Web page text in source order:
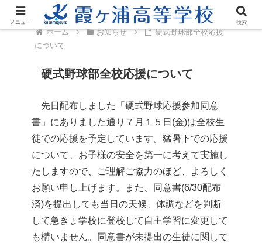
ホーム お知らせ
硬式野球部全校応援
について
硬式野球部全校応援について
先日配布しました「硬式野球応援参加同意
書」にありました通り７月１５日(金)は全校生
徒での応援を予定しています。猛暑下での応援
について、お子様の安全を第一に考えて実施し
たしますので、ご理解ご協力のほど、よろしく
お願い申し上げます。また、同意書(6/30配布
済)を提出しても当日の天候、体調などを判断
して急きょ学校に登校して自主学習に変更して
も構いません。同意書が未提出の生徒に関して
メニュー 検索